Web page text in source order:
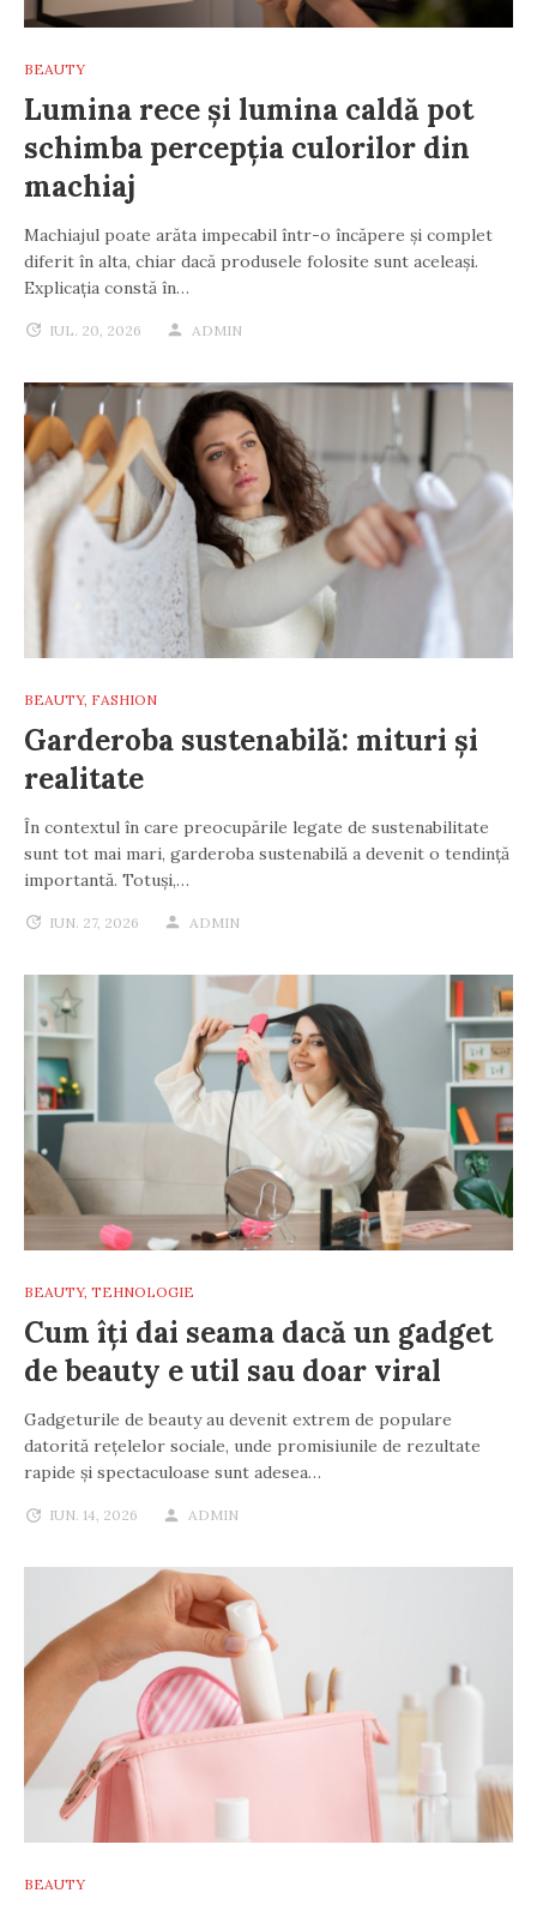
BEAUTY
Lumina rece și lumina caldă pot
schimba percepția culorilor din
machiaj
Machiajul poate arăta impecabil într-o încăpere și complet
diferit în alta, chiar dacă produsele folosite sunt aceleași.
Explicația constă în…
IUL. 20, 2026 ADMIN
BEAUTY, FASHION
Garderoba sustenabilă: mituri și
realitate
În contextul în care preocupările legate de sustenabilitate
sunt tot mai mari, garderoba sustenabilă a devenit o tendință
importantă. Totuși,…
IUN. 27, 2026 ADMIN
BEAUTY, TEHNOLOGIE
Cum îți dai seama dacă un gadget
de beauty e util sau doar viral
Gadgeturile de beauty au devenit extrem de populare
datorită rețelelor sociale, unde promisiunile de rezultate
rapide și spectaculoase sunt adesea…
IUN. 14, 2026 ADMIN
BEAUTY